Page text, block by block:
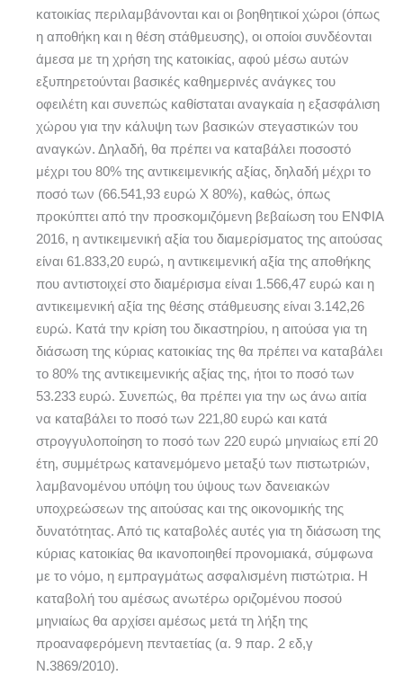
κατοικίας περιλαμβάνονται και οι βοηθητικοί χώροι (όπως
η αποθήκη και η θέση στάθμευσης), οι οποίοι συνδέονται
άμεσα με τη χρήση της κατοικίας, αφού μέσω αυτών
εξυπηρετούνται βασικές καθημερινές ανάγκες του
οφειλέτη και συνεπώς καθίσταται αναγκαία η εξασφάλιση
χώρου για την κάλυψη των βασικών στεγαστικών του
αναγκών. Δηλαδή, θα πρέπει να καταβάλει ποσοστό
μέχρι του 80% της αντικειμενικής αξίας, δηλαδή μέχρι το
ποσό των (66.541,93 ευρώ Χ 80%), καθώς, όπως
προκύπτει από την προσκομιζόμενη βεβαίωση του ΕΝΦΙΑ
2016, η αντικειμενική αξία του διαμερίσματος της αιτούσας
είναι 61.833,20 ευρώ, η αντικειμενική αξία της αποθήκης
που αντιστοιχεί στο διαμέρισμα είναι 1.566,47 ευρώ και η
αντικειμενική αξία της θέσης στάθμευσης είναι 3.142,26
ευρώ. Κατά την κρίση του δικαστηρίου, η αιτούσα για τη
διάσωση της κύριας κατοικίας της θα πρέπει να καταβάλει
το 80% της αντικειμενικής αξίας της, ήτοι το ποσό των
53.233 ευρώ. Συνεπώς, θα πρέπει για την ως άνω αιτία
να καταβάλει το ποσό των 221,80 ευρώ και κατά
στρογγυλοποίηση το ποσό των 220 ευρώ μηνιαίως επί 20
έτη, συμμέτρως κατανεμόμενο μεταξύ των πιστωτριών,
λαμβανομένου υπόψη του ύψους των δανειακών
υποχρεώσεων της αιτούσας και της οικονομικής της
δυνατότητας. Από τις καταβολές αυτές για τη διάσωση της
κύριας κατοικίας θα ικανοποιηθεί προνομιακά, σύμφωνα
με το νόμο, η εμπραγμάτως ασφαλισμένη πιστώτρια. Η
καταβολή του αμέσως ανωτέρω οριζομένου ποσού
μηνιαίως θα αρχίσει αμέσως μετά τη λήξη της
προαναφερόμενη πενταετίας (α. 9 παρ. 2 εδ,γ
Ν.3869/2010).